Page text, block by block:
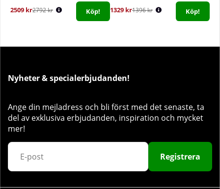
2509 kr2792 kr Köp! 1329 kr1396 kr Köp!
Nyheter & specialerbjudanden!
Ange din mejladress och bli först med det senaste, ta
del av exklusiva erbjudanden, inspiration och mycket
mer!
Registrera